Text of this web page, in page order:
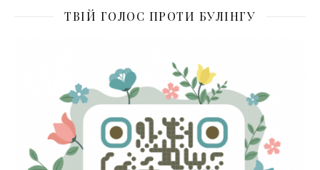
ТВІЙ ГОЛОС ПРОТИ БУЛІНГУ